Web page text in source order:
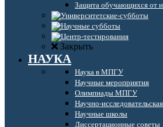
Защита обучающихся от
Закрыть
НАУКА
Наука в МПГУ
Научные мероприятия
Олимпиады МПГУ
Научно-
Научные школы
Диссертационные советы